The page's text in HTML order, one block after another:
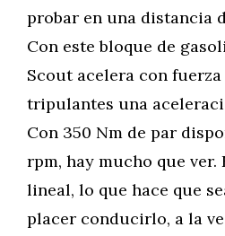
probar en una distancia
Con este bloque de
Scout acelera con
tripulantes una
Con 350 Nm de par
rpm, hay mucho que ver.
lineal, lo que hace que
placer conducirlo, a la